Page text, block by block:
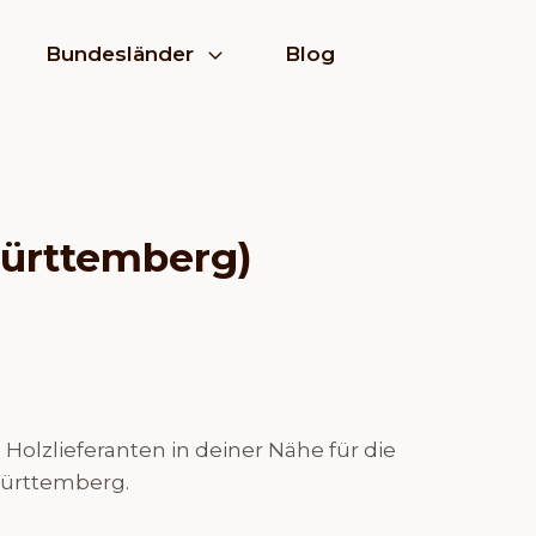
Bundesländer Blog
in deiner Nähe für die